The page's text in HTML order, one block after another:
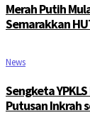
Merah Putih
Semarakkan
News
Sengketa
Putusan Inkrah